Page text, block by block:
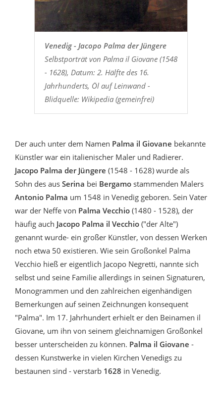
Venedig - Jacopo Palma der Jüngere
Selbstporträt von Palma il Giovane (1548
- 1628), Datum: 2. Hälfte des 16.
Jahrhunderts, Öl auf Leinwand -
Blidquelle: Wikipedia (gemeinfrei)
Der auch unter dem Namen Palma il Giovane bekannte
Künstler war ein italienischer Maler und Radierer.
Jacopo Palma der Jüngere (1548 - 1628) wurde als
Sohn des aus Serina bei Bergamo stammenden Malers
Antonio Palma um 1548 in Venedig geboren. Sein Vater
war der Neffe von Palma Vecchio (1480 - 1528), der
häufig auch Jacopo Palma il Vecchio ("der Alte")
genannt wurde- ein großer Künstler, von dessen Werken
noch etwa 50 existieren. Wie sein Großonkel Palma
Vecchio hieß er eigentlich Jacopo Negretti, nannte sich
selbst und seine Familie allerdings in seinen Signaturen,
Monogrammen und den zahlreichen eigenhändigen
Bemerkungen auf seinen Zeichnungen konsequent
"Palma". Im 17. Jahrhundert erhielt er den Beinamen il
Giovane, um ihn von seinem gleichnamigen Großonkel
besser unterscheiden zu können. Palma il Giovane -
dessen Kunstwerke in vielen Kirchen Venedigs zu
bestaunen sind - verstarb 1628 in Venedig.